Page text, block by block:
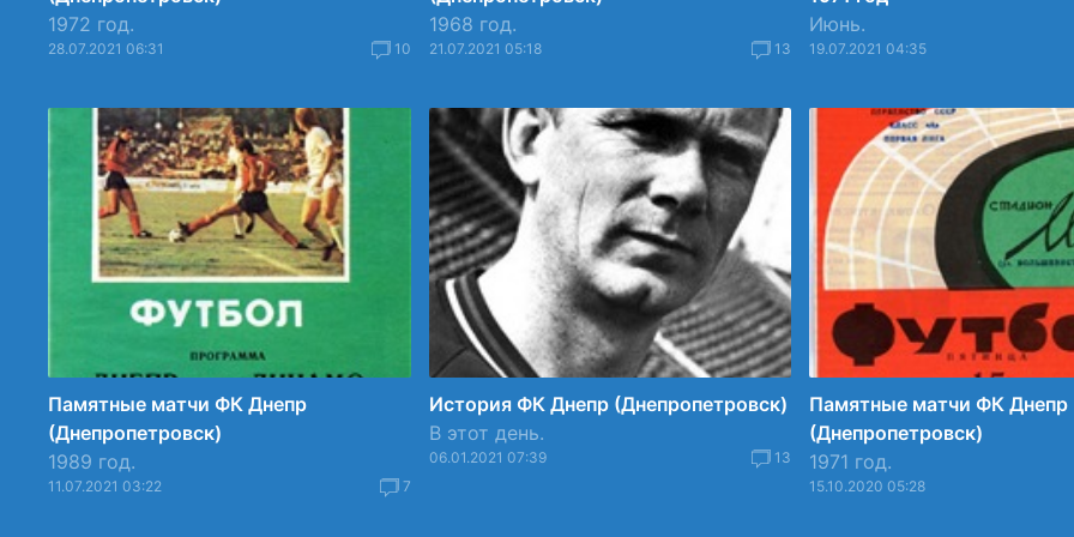
1972 год.
28.07.2021 06:31 10
1968 год.
21.07.2021 05:18 13
Июнь.
19.07.2021 04:35
Памятные матчи ФК Днепр
(Днепропетровск)
1989 год.
11.07.2021 03:22 7
История ФК Днепр (Днепропетровск)
В этот день.
06.01.2021 07:39 13
Памятные матчи ФК Днепр
(Днепропетровск)
1971 год.
15.10.2020 05:28